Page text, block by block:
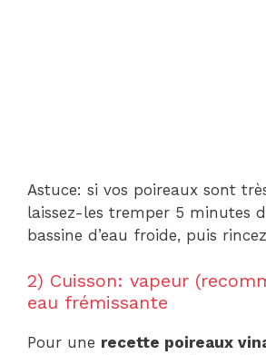
Astuce: si vos poireaux sont
laissez-les tremper 5 minutes
bassine d’eau froide, puis
2) Cuisson: vapeur
eau frémissante
Pour une recette poireaux